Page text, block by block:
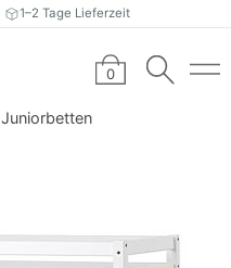
1–2 Tage Lieferzeit
0
Juniorbetten